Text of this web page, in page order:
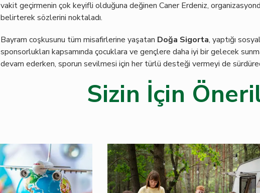
vakit geçirmenin çok keyifli olduğuna değinen Caner Erdeniz,
belirterek sözlerini noktaladı.
Bayram coşkusunu tüm misafirlerine yaşatan Doğa Sigorta, yaptığı
sponsorlukları kapsamında çocuklara ve gençlere daha iyi bir gelecek
devam ederken, sporun sevilmesi için her türlü desteği vermeyi de
Sizin İçin